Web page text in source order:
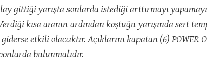
gittiği yarışta sonlarda istediği arttırmayı
kısa aranın ardından koştuğu yarışında sert
giderse etkili olacaktır. Açıklarını kapatan (6)
bulunmalıdır.